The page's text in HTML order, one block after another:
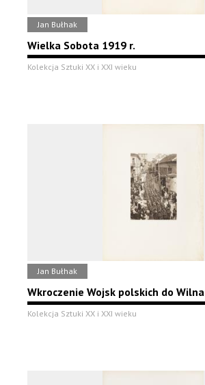
Jan Bułhak
Wielka Sobota 1919 r.
Kolekcja Sztuki XX i XXI wieku
Jan Bułhak
Wkroczenie Wojsk polskich do Wilna
Kolekcja Sztuki XX i XXI wieku